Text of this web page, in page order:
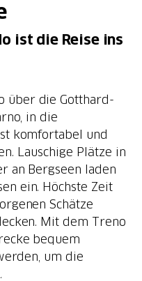
ist die Reise ins
über die Gotthard-
in die
komfortabel und
Lauschige Plätze in
an Bergseen laden
ein. Höchste Zeit
Schätze
Mit dem Treno
bequem
um die